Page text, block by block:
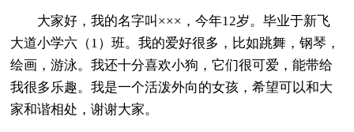
大家好，我的名字叫×××，今年12岁。毕业于新飞
大道小学六（1）班。我的爱好很多，比如跳舞，钢琴，
绘画，游泳。我还十分喜欢小狗，它们很可爱，能带给
我很多乐趣。我是一个活泼外向的女孩，希望可以和大
家和谐相处，谢谢大家。